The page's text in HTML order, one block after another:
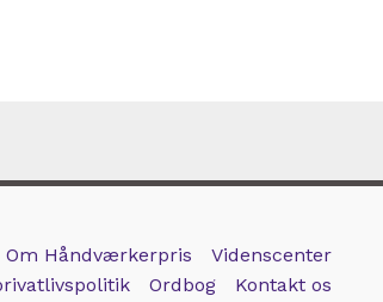
Om Håndværkerpris
Videnscenter
Ordbog
Kontakt os